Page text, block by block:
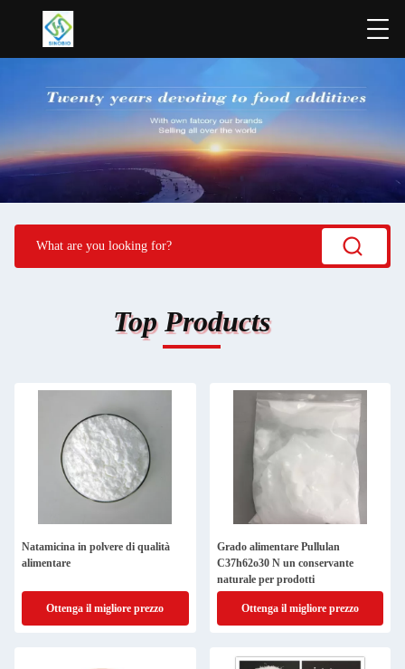
Top Products
Natamicina in polvere di qualità
alimentare
Ottenga il migliore prezzo
Grado alimentare Pullulan
C37h62o30 N un conservante
naturale per prodotti
Ottenga il migliore prezzo